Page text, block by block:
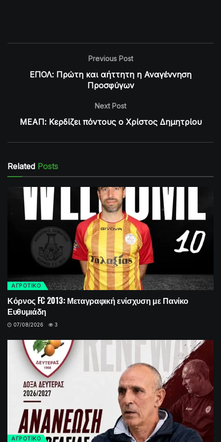
Previous Post
ΕΠΟΛ: Πρώτη και αήττητη η Αναγέννηση
Προσφύγων
Next Post
ΜΕΑΠ: Κερδίζει πόντους ο Χρίστος Δημητρίου
Related Posts
ΑΓΡΟΤΙΚΟ
Κόρνος FC 2013: Μεταγραφική ενίσχυση με Πανίκο
Ευθυμιάδη
07/08/2026 3
ΑΓΡΟΤΙΚΟ